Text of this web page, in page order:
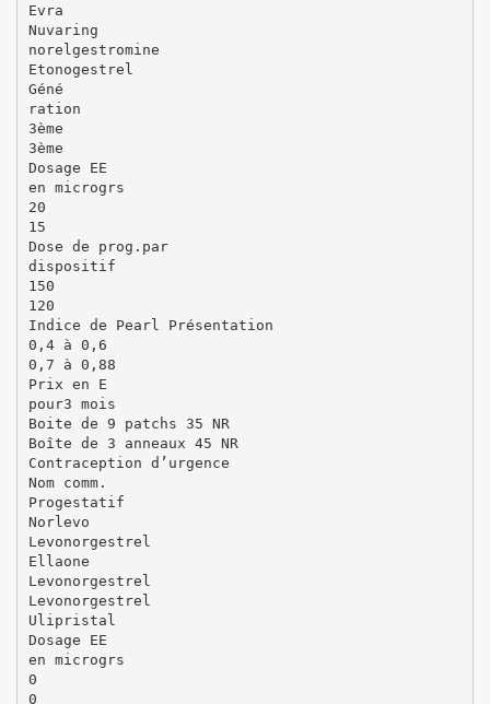
Evra
Nuvaring
norelgestromine
Etonogestrel
Géné
ration
3ème
3ème
Dosage EE
en microgrs
20
15
Dose de prog.par
dispositif
150
120
Indice de Pearl Présentation
0,4 à 0,6
0,7 à 0,88
Prix en E
pour3 mois
Boite de 9 patchs 35 NR
Boîte de 3 anneaux 45 NR
Contraception d’urgence
Nom comm.
Progestatif
Norlevo
Levonorgestrel
Ellaone
Levonorgestrel
Levonorgestrel
Ulipristal
Dosage EE
en microgrs
0
0